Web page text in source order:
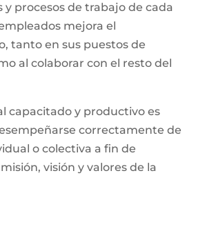
y procesos de trabajo de cada
mejora el
tanto en sus puestos de
al colaborar con el resto del
capacitado y productivo es
correctamente de
o colectiva a fin de
visión y valores de la